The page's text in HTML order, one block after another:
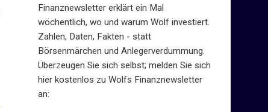
Finanznewsletter erklärt ein Mal
wöchentlich, wo und warum Wolf investiert.
Zahlen, Daten, Fakten - statt
Börsenmärchen und Anlegerverdummung.
Überzeugen Sie sich selbst; melden Sie sich
hier kostenlos zu Wolfs Finanznewsletter
an: